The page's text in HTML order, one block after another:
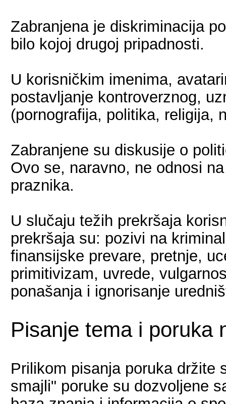
Zabranjena je diskriminacija
bilo kojoj drugoj pripadnosti.
U korisničkim imenima,
postavljanje kontroverznog,
(pornografija, politika, religija,
Zabranjene su diskusije o
Ovo se, naravno, ne odnosi
praznika.
U slučaju težih prekršaja
prekršaja su: pozivi na
finansijske prevare, pretnje,
primitivizam, uvrede,
ponašanja i ignorisanje
Pisanje tema i poruka
Prilikom pisanja poruka držite
smajli" poruke su dozvoljene